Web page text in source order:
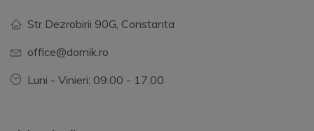
Str Dezrobirii 90G, Constanta
office@dornik.ro
Luni - Vinieri: 09.00 - 17.00